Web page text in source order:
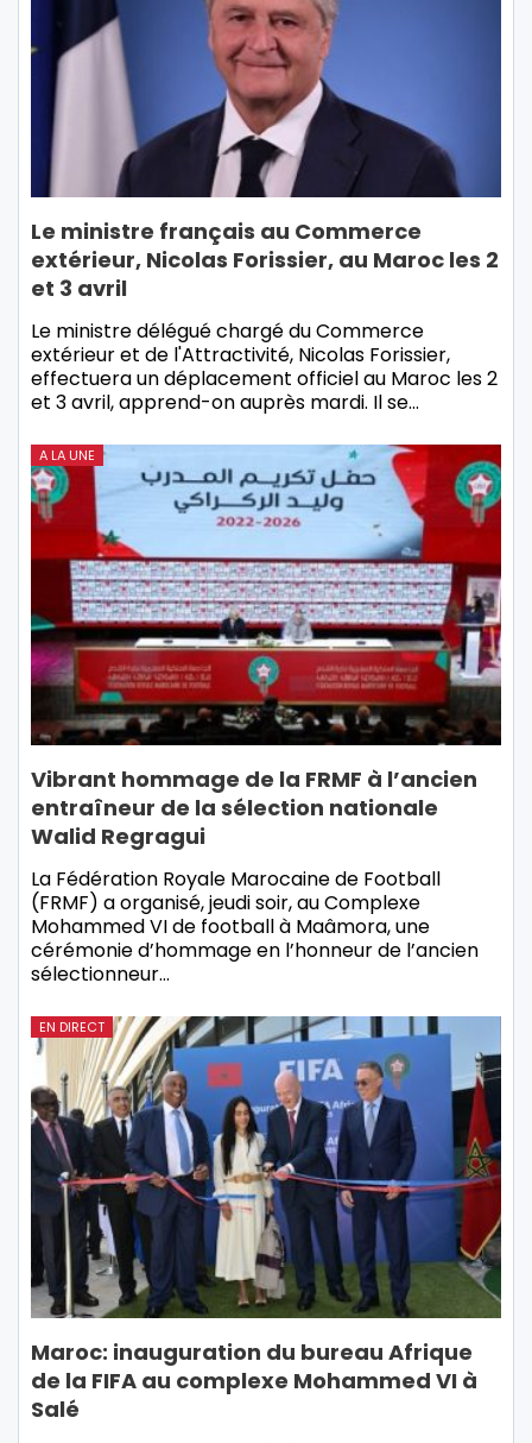
Le ministre français au Commerce
extérieur, Nicolas Forissier, au Maroc les 2
et 3 avril
Le ministre délégué chargé du Commerce
extérieur et de l'Attractivité, Nicolas Forissier,
effectuera un déplacement officiel au Maroc les 2
et 3 avril, apprend-on auprès mardi. Il se…
A LA UNE
Vibrant hommage de la FRMF à l’ancien
entraîneur de la sélection nationale
Walid Regragui
La Fédération Royale Marocaine de Football
(FRMF) a organisé, jeudi soir, au Complexe
Mohammed VI de football à Maâmora, une
cérémonie d’hommage en l’honneur de l’ancien
sélectionneur…
EN DIRECT
Maroc: inauguration du bureau Afrique
de la FIFA au complexe Mohammed VI à
Salé